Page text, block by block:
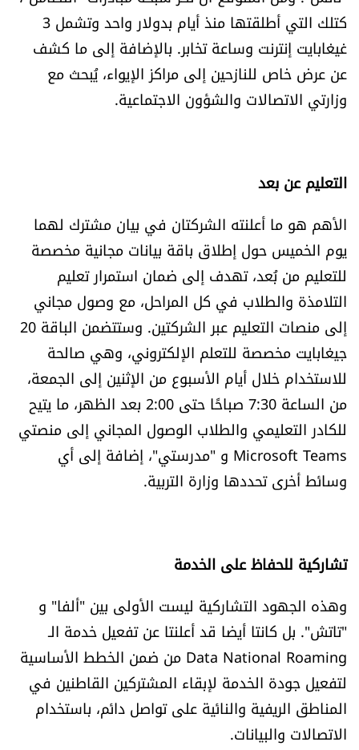
كتلك التي أطلقتها منذ أيام بدولار واحد وتشمل 3
غيغابايت إنترنت وساعة تخابر. بالإضافة إلى ما كشف
عن عرض خاص للنازحين إلى مراكز الإيواء، يُبحث مع
وزارتي الاتصالات والشؤون الاجتماعية.
التعليم عن بعد
الأهم هو ما أعلنته الشركتان في بيان مشترك لهما
يوم الخميس حول إطلاق باقة بيانات مجانية مخصصة
للتعليم من بُعد، تهدف إلى ضمان استمرار تعليم
التلامذة والطلاب في كل المراحل، مع وصول مجاني
إلى منصات التعليم عبر الشركتين. وستتضمن الباقة 20
جيغابايت مخصصة للتعلم الإلكتروني، وهي صالحة
للاستخدام خلال أيام الأسبوع من الإثنين إلى الجمعة،
من الساعة 7:30 صباحًا حتى 2:00 بعد الظهر، ما يتيح
للكادر التعليمي والطلاب الوصول المجاني إلى منصتي
Microsoft Teams و "مدرستي"، إضافة إلى أي
وسائط أخرى تحددها وزارة التربية.
تشاركية للحفاظ على الخدمة
وهذه الجهود التشاركية ليست الأولى بين "ألفا" و
"تاتش". بل كانتا أيضا قد أعلنتا عن تفعيل خدمة الـ
Data National Roaming من ضمن الخطط الأساسية
لتفعيل جودة الخدمة لإبقاء المشتركين القاطنين في
المناطق الريفية والنائية على تواصل دائم، باستخدام
الاتصالات والبيانات.